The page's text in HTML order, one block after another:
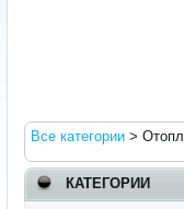
Все категории >
КАТЕГОРИИ